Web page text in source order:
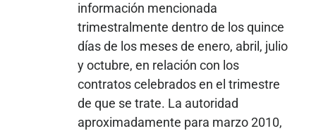
información mencionada
trimestralmente dentro de los quince
días de los meses de enero, abril, julio
y octubre, en relación con los
contratos celebrados en el trimestre
de que se trate. La autoridad
aproximadamente para marzo 2010,